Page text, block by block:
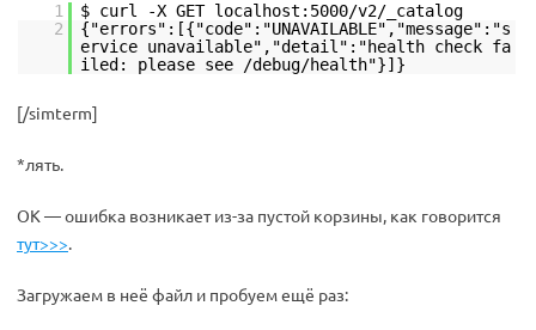
1
$ curl -X GET localhost:5000/v2/_catalog
2
{"errors":[{"code":"UNAVAILABLE","message":"s
ervice unavailable","detail":"health check fa
iled: please see /debug/health"}]}
[/simterm]
*лять.
ОК — ошибка возникает из-за пустой корзины, как говорится
тут>>>.
Загружаем в неё файл и пробуем ещё раз: